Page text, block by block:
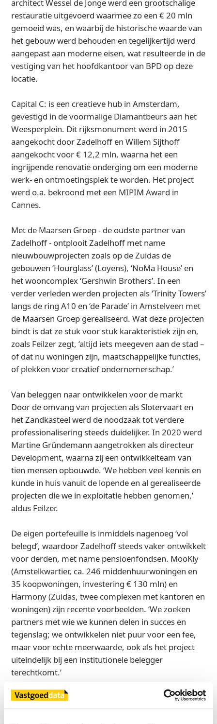
architect Wessel de Jonge werd een grootschalige
restauratie uitgevoerd waarmee zo een € 20 mln
gemoeid was, en waarbij de historische waarde van
het gebouw werd behouden en tegelijkertijd werd
aangepast aan moderne eisen, wat resulteerde in de
vestiging van het hoofdkantoor van BPD op deze
locatie.
Capital C: is een creatieve hub in Amsterdam,
gevestigd in de voormalige Diamantbeurs aan het
Weesperplein. Dit rijksmonument werd in 2015
aangekocht door Zadelhoff en Willem Sijthoff
aangekocht voor € 12,2 mln, waarna het een
ingrijpende renovatie onderging om een moderne
werk- en ontmoetingsplek te worden. Het project
werd o.a. bekroond met een MIPIM Award in
Cannes.
Met de Maarsen Groep - de oudste partner van
Zadelhoff - ontplooit Zadelhoff met name
nieuwbouwprojecten zoals op de Zuidas de
gebouwen ‘Hourglass’ (Loyens), ‘NoMa House’ en
het wooncomplex ‘Gershwin Brothers’. In een
verder verleden werden projecten als ‘Trinity Towers’
langs de ring A10 en ‘de Parade’ in Amstelveen met
de Maarsen Groep gerealiseerd. Wat deze projecten
bindt is dat ze stuk voor stuk karakteristiek zijn en,
zoals Feilzer zegt, ‘altijd iets meegeven aan de stad –
of dat nu woningen zijn, maatschappelijke functies,
of plekken voor creatief ondernemerschap.’
Van beleggen naar ontwikkelen voor de markt
Door de omvang van projecten als Slotervaart en
het Zandkasteel werd de noodzaak tot verdere
professionalisering steeds duidelijker. In 2020 werd
Martine Gründemann aangetrokken als directeur
Development, waarna zij een ontwikkelteam van
tien mensen opbouwde. ‘We hebben veel kennis en
kunde in huis vanuit de lopende en al gerealiseerde
projecten die we in exploitatie hebben genomen,’
aldus Feilzer.
De eigen portefeuille is inmiddels nagenoeg ‘vol
belegd’, waardoor Zadelhoff steeds vaker ontwikkelt
voor derden, met name pensioenfondsen. MooKly
(Amstelkwartier, ca. 246 middenhuurwoningen en
35 koopwoningen, investering € 130 mln) en
Harmony (Zuidas, twee complexen met kantoren en
woningen) zijn recente voorbeelden. ‘We zoeken
partners met wie we kunnen delen in succes en
tegenslag; we ontwikkelen niet puur voor een fee,
maar voor echte meerwaarde, ook als het project
uiteindelijk bij een institutionele belegger
terechtkomt.’
Veerkracht door interne spreiding
De diversiteit binnen de portefeuille zorgt voor